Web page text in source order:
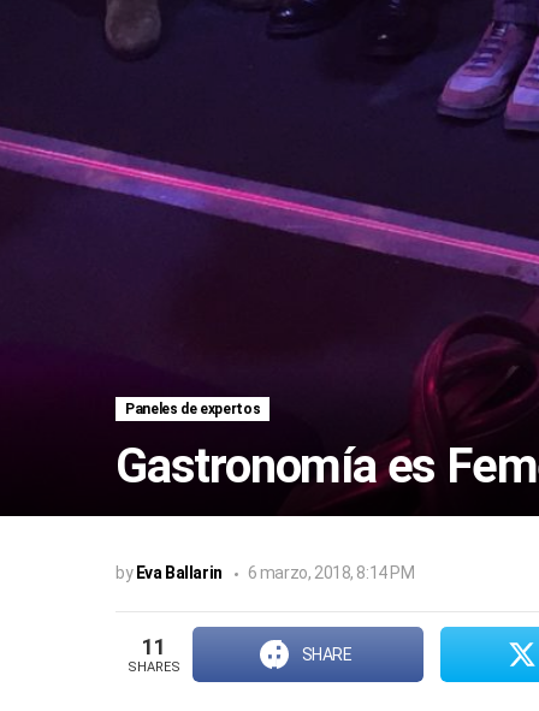
Paneles de expertos
Gastronomía es
by Eva Ballarin 6 marzo, 2018, 8:14 PM
11
SHARES
SHARE